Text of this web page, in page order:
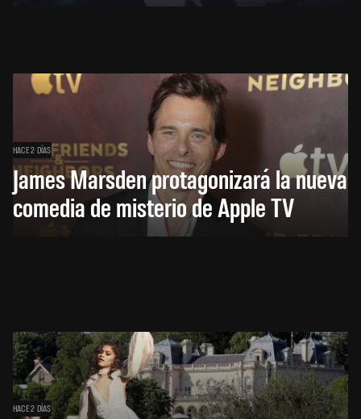
HACE 2 DÍAS
James Marsden protagonizará la nueva
comedia de misterio de Apple TV
HACE 2 DÍAS